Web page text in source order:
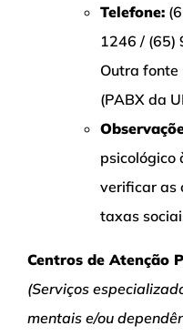
Telefone:
1246 / (65)
Outra
(PABX da
psicológico
verificar as
taxas
Centros de Atenção
(Serviços
mentais e/ou